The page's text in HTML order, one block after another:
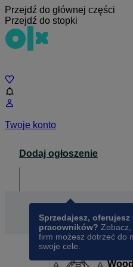
Przejdź do głównej części
Przejdź do stopki
Twoje konto
Dodaj ogłoszenie
Sprzedajesz,
pracowników?
firm możesz dotrzeć do
swoje cele.